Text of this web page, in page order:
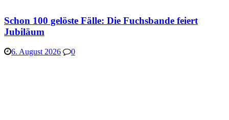
Schon 100 gelöste Fälle: Die Fuchsbande feiert
Jubiläum
6. August 2026 0